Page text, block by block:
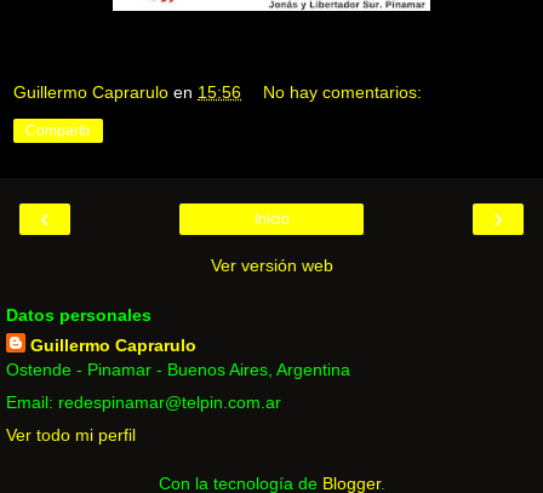
Guillermo Caprarulo en 15:56 No hay comentarios:
Compartir
‹ ›
Inicio
Ver versión web
Datos personales
Guillermo Caprarulo
Ostende - Pinamar - Buenos Aires, Argentina
Email: redespinamar@telpin.com.ar
Ver todo mi perfil
Con la tecnología de Blogger.